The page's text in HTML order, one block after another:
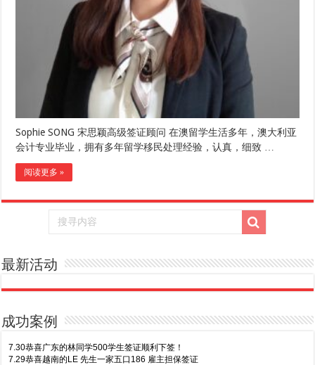
Sophie SONG 宋思颖高级签证顾问 在澳留学生活多年，澳大利亚
会计专业毕业，拥有多年留学移民处理经验，认真，细致 …
阅读更多 »
最新活动
成功案例
7.30恭喜广东的林同学500学生签证顺利下签！
7.29恭喜越南的LE 先生一家五口186 雇主担保签证